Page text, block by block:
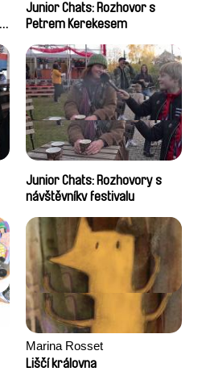
Junior Chats: Rozhovor s
Petrem Kerekesem
Junior Chats: Rozhovory s
návštěvníky festivalu
Marina Rosset
Liščí královna